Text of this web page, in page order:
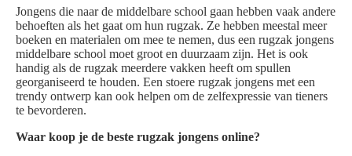
Jongens die naar de middelbare school gaan hebben vaak andere
behoeften als het gaat om hun rugzak. Ze hebben meestal meer
boeken en materialen om mee te nemen, dus een rugzak jongens
middelbare school moet groot en duurzaam zijn. Het is ook
handig als de rugzak meerdere vakken heeft om spullen
georganiseerd te houden. Een stoere rugzak jongens met een
trendy ontwerp kan ook helpen om de zelfexpressie van tieners
te bevorderen.
Waar koop je de beste rugzak jongens online?